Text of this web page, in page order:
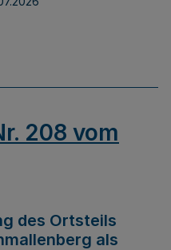
208 vom
des Ortsteils
als